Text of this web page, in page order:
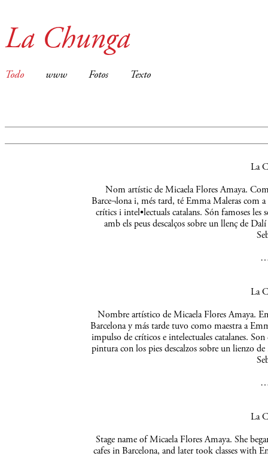
La Chunga
Todo www Fotos Texto
La
Nom artístic de Micaela Flores Amaya.
Barce¬lona i, més tard, té Emma Maleras com
crítics i intel•lectuals catalans. Són famoses
amb els peus descalços sobre un llenç de
La
Nombre artístico de Micaela Flores Amaya.
Barcelona y más tarde tuvo como maestra a
impulso de críticos e intelectuales catalanes.
pintura con los pies descalzos sobre un lienzo
La
Stage name of Micaela Flores Amaya. She
cafes in Barcelona, and later took classes with